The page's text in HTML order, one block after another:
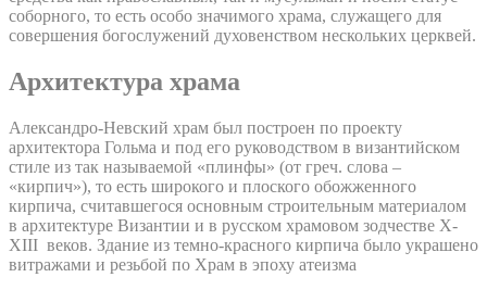
соборного, то есть особо значимого храма, служащего для
совершения богослужений духовенством нескольких церквей.
Архитектура храма
Александро-Невский храм был построен по проекту
архитектора Гольма и под его руководством в византийском
стиле из так называемой «плинфы» (от греч. слова –
«кирпич»), то есть широкого и плоского обожженного
кирпича, считавшегося основным строительным материалом
в архитектуре Византии и в русском храмовом зодчестве X-
XIII веков. Здание из темно-красного кирпича было украшено
витражами и резьбой по Храм в эпоху атеизма